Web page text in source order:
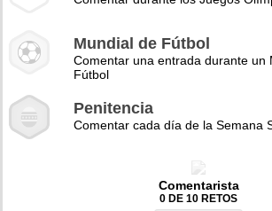
Mundial de Fútbol
Comentar una entrada durante un
Fútbol
Penitencia
Comentar cada día de la Semana
Comentarista
0 DE 10 RETOS